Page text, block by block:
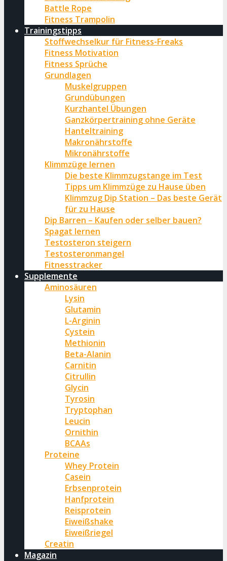
Battle Rope
Fitness Trampolin
Trainingstipps
Stoffwechselkur für Fitness-Freaks
Fitness Motivation
Fitness Sprüche
Grundlagen
Muskelgruppen
Grundübungen
Kurzhantel Übungen
Ganzkörpertraining ohne Geräte
Hanteltraining
Makronährstoffe
Mikronährstoffe
Klimmzüge lernen
Die beste Klimmzugstange im Test
Tipps um Klimmzüge zu Hause üben
Klimmzug Dip Station – Das beste Gerät
für zu Hause
Dip Barren – Kaufen oder selber bauen?
Spagat lernen
Testosteron steigern
Testosteronmangel
Fitnesstracker
Supplemente
Aminosäuren
Lysin
Glutamin
L-Arginin
Cystein
Methionin
Beta-Alanin
Carnitin
Citrullin
Glycin
Tyrosin
Tryptophan
Leucin
Ornithin
BCAAs
Proteine
Whey Protein
Casein
Erbsenprotein
Hanfprotein
Reisprotein
Eiweißshake
Eiweißriegel
Creatin
Magazin